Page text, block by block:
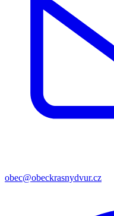
obec@obeckrasnydvur.cz